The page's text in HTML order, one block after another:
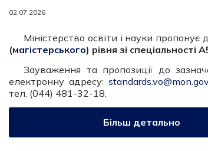
02.07.2026
Міністерство освіти і науки
(магістерського) рівня зі спеціальності
Зауваження та пропозиції до
електронну адресу:
тел. (044) 481-32-18.
Більш детально